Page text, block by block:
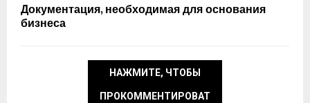
Документация, необходимая для основания
бизнеса
НАЖМИТЕ, ЧТОБЫ
ПРОКОММЕНТИРОВАТ